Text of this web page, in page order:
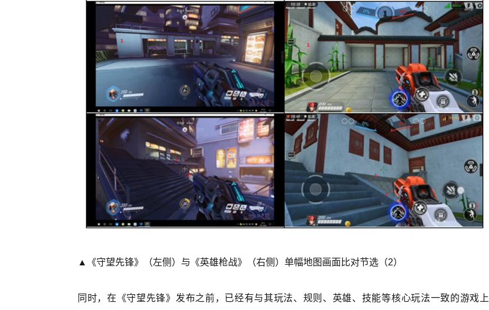
▲《守望先锋》（左侧）与《英雄枪战》（右侧）单幅地图画面比对节选（2）
同时，在《守望先锋》发布之前，已经有与其玩法、规则、英雄、技能等核心玩法一致的游戏上